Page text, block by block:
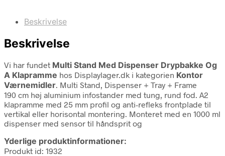
Beskrivelse
Beskrivelse
Vi har fundet Multi Stand Med Dispenser Drypbakke Og
A Klapramme hos Displaylager.dk i kategorien Kontor
Værnemidler. Multi Stand, Dispenser + Tray + Frame
190 cm høj aluminium infostander med tung, rund fod. A2
klapramme med 25 mm profil og anti-refleks frontplade til
vertikal eller horisontal montering. Monteret med en 1000 ml
dispenser med sensor til håndsprit og
Yderlige produktinformationer:
Produkt id: 1932